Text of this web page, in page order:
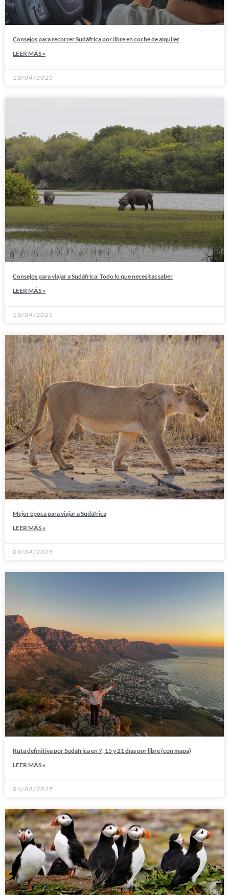
Consejos para recorrer Sudáfrica por libre en coche de alquiler
LEER MÁS »
13/04/2025
Consejos para viajar a Sudáfrica: Todo lo que necesitas saber
LEER MÁS »
13/04/2025
Mejor época para viajar a Sudáfrica
LEER MÁS »
09/04/2025
Ruta definitiva por Sudáfrica en 7, 15 y 21 días por libre (con mapa)
LEER MÁS »
06/04/2025